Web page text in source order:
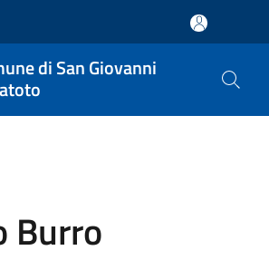
di San Giovanni
Burro